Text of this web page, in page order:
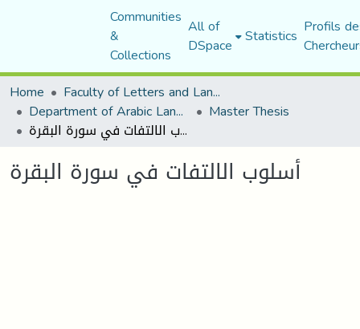
Communities
&
Collections
All of
DSpace Statistics Profils
Home
Faculty of Letters and Languages
Department of Arabic Language and Literature Master Thesis
أسلوب الالتفات في سورة البقرة
أسلوب الالتفات في سورة البقرة